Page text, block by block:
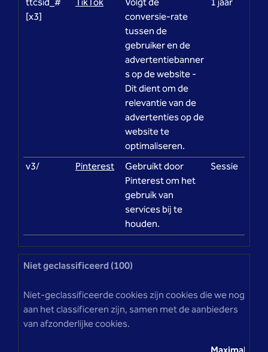
[x3]
conversie-rate
tussen de
gebruiker en de
advertentiebanner
s op de website -
Dit dient om de
relevantie van de
advertenties op de
website te
optimaliseren.
v3/ Pinterest
Gebruikt door
Pinterest om het
gebruik van
services bij te
houden.
Sessie
Niet geclassificeerd (100)
Niet-geclassificeerde cookies zijn cookies die we nog
aan het classificeren zijn, samen met de aanbieders
van afzonderlijke cookies.